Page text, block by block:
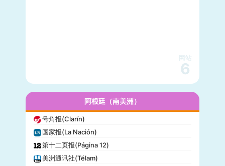
迈阿密先驱报(Miami Herald)
网站
6
阿根廷（南美洲）
号角报(Clarín)
国家报(La Nación)
第十二页报(Página 12)
美洲通讯社(Télam)